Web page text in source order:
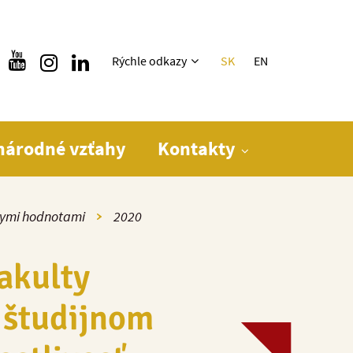
Rýchle menu
Rýchle odkazy SK EN
vzťahy Kontakty
hodnotami 2020